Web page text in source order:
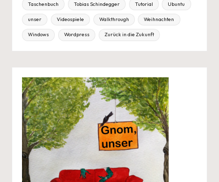
Taschenbuch Tobias Schindegger Tutorial Ubuntu
unser Videospiele Walkthrough Weihnachten
Windows Wordpress Zurück in die Zukunft